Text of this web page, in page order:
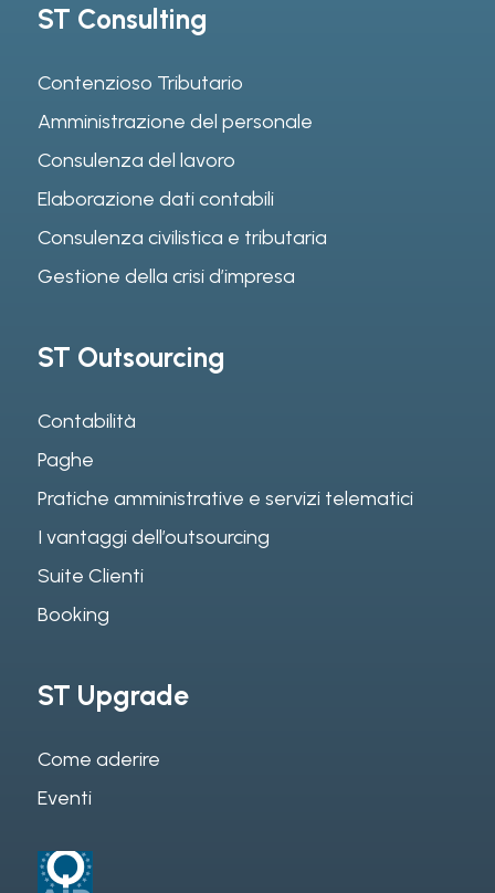
ST Consulting
Contenzioso Tributario
Amministrazione del personale
Consulenza del lavoro
Elaborazione dati contabili
Consulenza civilistica e tributaria
Gestione della crisi d’impresa
ST Outsourcing
Contabilità
Paghe
Pratiche amministrative e servizi telematici
I vantaggi dell’outsourcing
Suite Clienti
Booking
ST Upgrade
Come aderire
Eventi